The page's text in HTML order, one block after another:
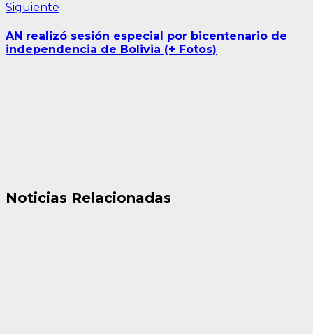
Siguiente
AN realizó sesión especial por bicentenario de
independencia de Bolivia (+ Fotos)
Noticias Relacionadas